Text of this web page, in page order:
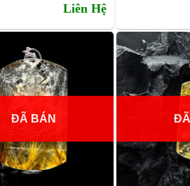
Liên Hệ
ĐÃ BÁN